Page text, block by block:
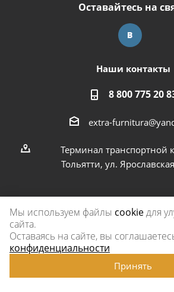
Оставайтесь на
Наши контакты
8 800 775 20
extra-
Терминал транспортной
Тольятти, ул.
Мы используем файлы cookieдля
сайта.
Оставаясь на сайте, вы
конфиденциальности
Принять